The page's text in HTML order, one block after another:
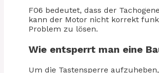
F06 bedeutet, dass der
kann der Motor nicht korrekt
Problem zu lösen.
Wie entsperrt man eine
Um die Tastensperre